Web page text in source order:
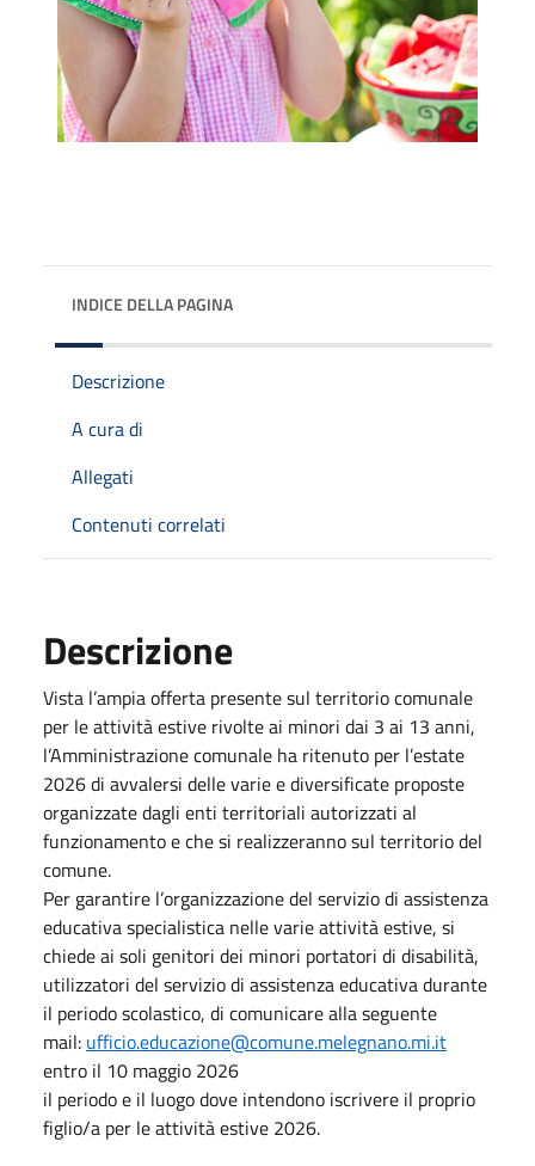
INDICE DELLA PAGINA
Descrizione
A cura di
Allegati
Contenuti correlati
Descrizione
Vista l’ampia offerta presente sul territorio comunale
per le attività estive rivolte ai minori dai 3 ai 13 anni,
l’Amministrazione comunale ha ritenuto per l’estate
2026 di avvalersi delle varie e diversificate proposte
organizzate dagli enti territoriali autorizzati al
funzionamento e che si realizzeranno sul territorio del
comune.
Per garantire l’organizzazione del servizio di assistenza
educativa specialistica nelle varie attività estive, si
chiede ai soli genitori dei minori portatori di disabilità,
utilizzatori del servizio di assistenza educativa durante
il periodo scolastico, di comunicare alla seguente
mail: ufficio.educazione@comune.melegnano.mi.it
entro il 10 maggio 2026
il periodo e il luogo dove intendono iscrivere il proprio
figlio/a per le attività estive 2026.